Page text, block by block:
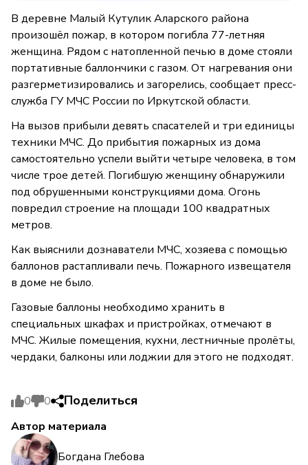
В деревне Малый Кутулик Аларского района
произошёл пожар, в котором погибла 77-летняя
женщина. Рядом с натопленной печью в доме стояли
портативные баллончики с газом. От нагревания они
разгерметизировались и загорелись, сообщает пресс-
служба ГУ МЧС России по Иркутской области.
На вызов прибыли девять спасателей и три единицы
техники МЧС. До прибытия пожарных из дома
самостоятельно успели выйти четыре человека, в том
числе трое детей. Погибшую женщину обнаружили
под обрушенными конструкциями дома. Огонь
повредил строение на площади 100 квадратных
метров.
Как выяснили дознаватели МЧС, хозяева с помощью
баллонов растапливали печь. Пожарного извещателя
в доме не было.
Газовые баллоны необходимо хранить в
специальных шкафах и пристройках, отмечают в
МЧС. Жилые помещения, кухни, лестничные пролёты,
чердаки, балконы или лоджии для этого не подходят.
0 0 Поделиться
Автор материала
Богдана Глебова